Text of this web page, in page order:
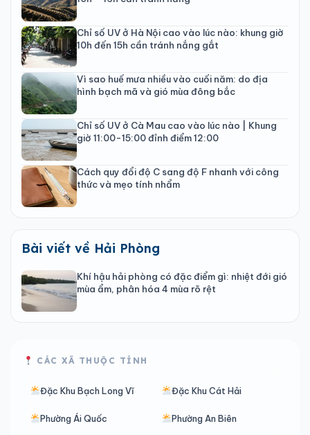
Chỉ số UV ở Hà Nội cao vào lúc nào: khung giờ
10h đến 15h cần tránh nắng gắt
Vì sao huế mưa nhiều vào cuối năm: do địa
hình bạch mã và gió mùa đông bắc
Chỉ số UV ở Cà Mau cao vào lúc nào | Khung
giờ 11:00-15:00 đỉnh điểm 12:00
Cách quy đổi độ C sang độ F nhanh với công
thức và mẹo tính nhẩm
Bài viết về Hải Phòng
Khí hậu hải phòng có đặc điểm gì: nhiệt đới gió
mùa ẩm, phân hóa 4 mùa rõ rệt
CÁC XÃ THUỘC TỈNH
Đặc Khu Bạch Long Vĩ Đặc Khu Cát Hải
Phường Ái Quốc Phường An Biên